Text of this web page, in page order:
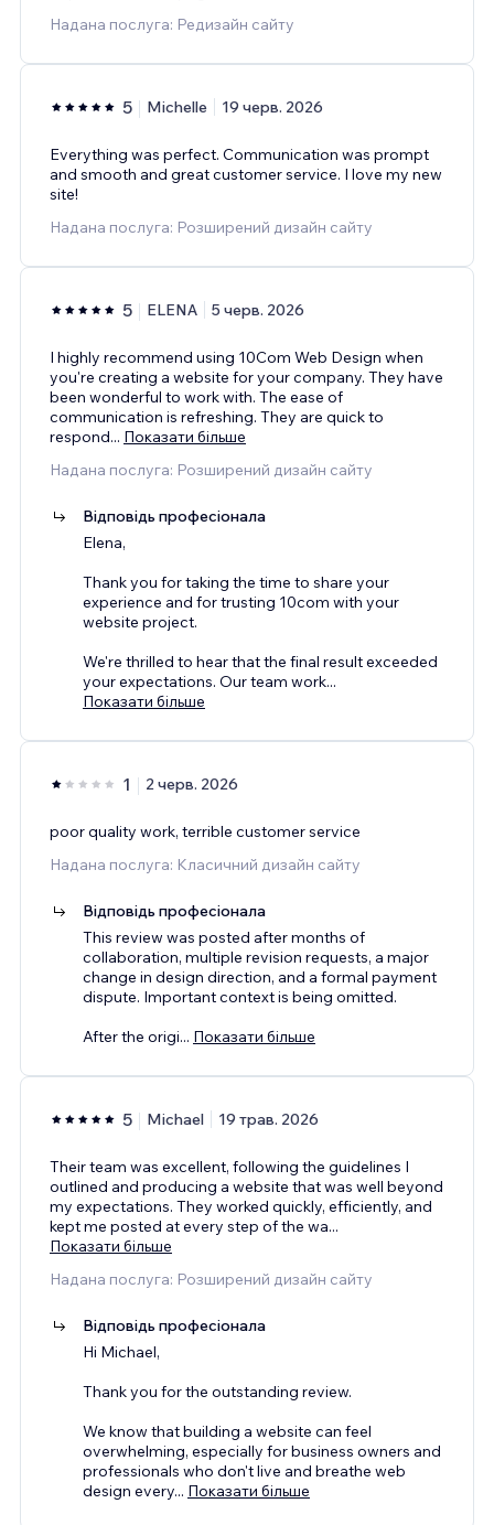
Надана послуга: Редизайн сайту
5 Michelle 19 черв. 2026
Everything was perfect. Communication was prompt
and smooth and great customer service. I love my new
site!
Надана послуга: Розширений дизайн сайту
5 ELENA 5 черв. 2026
I highly recommend using 10Com Web Design when
you're creating a website for your company. They have
been wonderful to work with. The ease of
communication is refreshing. They are quick to
respond... Показати більше
Надана послуга: Розширений дизайн сайту
Відповідь професіонала
Elena,
Thank you for taking the time to share your
experience and for trusting 10com with your
website project.
We're thrilled to hear that the final result exceeded
your expectations. Our team work...
Показати більше
1 2 черв. 2026
poor quality work, terrible customer service
Надана послуга: Класичний дизайн сайту
Відповідь професіонала
This review was posted after months of
collaboration, multiple revision requests, a major
change in design direction, and a formal payment
dispute. Important context is being omitted.
After the origi... Показати більше
5 Michael 19 трав. 2026
Their team was excellent, following the guidelines I
outlined and producing a website that was well beyond
my expectations. They worked quickly, efficiently, and
kept me posted at every step of the wa...
Показати більше
Надана послуга: Розширений дизайн сайту
Відповідь професіонала
Hi Michael,
Thank you for the outstanding review.
We know that building a website can feel
overwhelming, especially for business owners and
professionals who don't live and breathe web
design every... Показати більше